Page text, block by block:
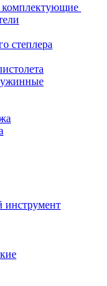
степлера